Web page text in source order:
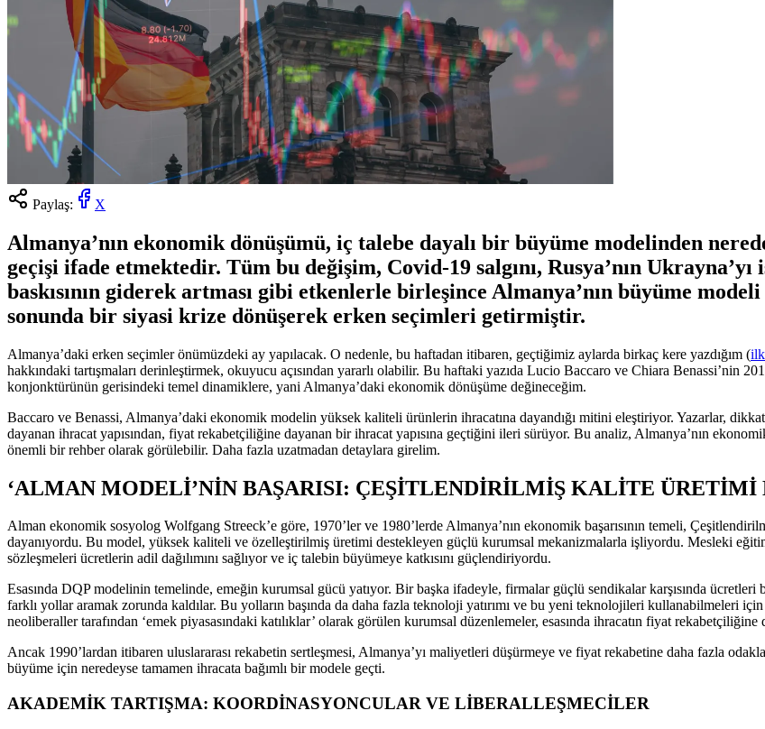
Paylaş: X
Almanya’nın ekonomik dönüşümü, iç talebe dayalı bir büyüme modelinden
geçişi ifade etmektedir. Tüm bu değişim, Covid-19 salgını, Rusya’nın
baskısının giderek artması gibi etkenlerle birleşince Almanya’nın büyüme
sonunda bir siyasi krize dönüşerek erken seçimleri getirmiştir.
Almanya’daki erken seçimler önümüzdeki ay yapılacak. O nedenle, bu haftadan itibaren, geçtiğimiz aylarda birkaç kere yazdığım (
hakkındaki tartışmaları derinleştirmek, okuyucu açısından yararlı olabilir. Bu haftaki yazıda Lucio Baccaro ve Chiara Benassi’nin
konjonktürünün gerisindeki temel dinamiklere, yani Almanya’daki ekonomik dönüşüme değineceğim.
Baccaro ve Benassi, Almanya’daki ekonomik modelin yüksek kaliteli ürünlerin ihracatına dayandığı mitini eleştiriyor. Yazarlar,
dayanan ihracat yapısından, fiyat rekabetçiliğine dayanan bir ihracat yapısına geçtiğini ileri sürüyor. Bu analiz, Almanya’nın
önemli bir rehber olarak görülebilir. Daha fazla uzatmadan detaylara girelim.
‘ALMAN MODELİ’NİN BAŞARISI: ÇEŞİTLENDİRİLMİŞ KALİTE
Alman ekonomik sosyolog Wolfgang Streeck’e göre, 1970’ler ve 1980’lerde Almanya’nın ekonomik başarısının temeli,
dayanıyordu. Bu model, yüksek kaliteli ve özelleştirilmiş üretimi destekleyen güçlü kurumsal mekanizmalarla işliyordu. Mesleki
sözleşmeleri ücretlerin adil dağılımını sağlıyor ve iç talebin büyümeye katkısını güçlendiriyordu.
Esasında DQP modelinin temelinde, emeğin kurumsal gücü yatıyor. Bir başka ifadeyle, firmalar güçlü sendikalar karşısında ücretleri
farklı yollar aramak zorunda kaldılar. Bu yolların başında da daha fazla teknoloji yatırımı ve bu yeni teknolojileri kullanabilmeleri
neoliberaller tarafından ‘emek piyasasındaki katılıklar’ olarak görülen kurumsal düzenlemeler, esasında ihracatın fiyat
Ancak 1990’lardan itibaren uluslararası rekabetin sertleşmesi, Almanya’yı maliyetleri düşürmeye ve fiyat rekabetine daha fazla
büyüme için neredeyse tamamen ihracata bağımlı bir modele geçti.
AKADEMİK TARTIŞMA: KOORDİNASYONCULAR VE LİBERALLEŞMECİLER